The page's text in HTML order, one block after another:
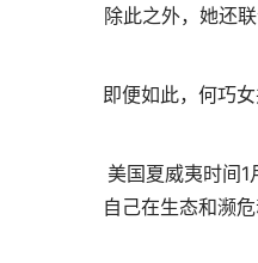
除此之外，她还
即便如此，何巧
美国夏威夷时间
自己在生态和濒